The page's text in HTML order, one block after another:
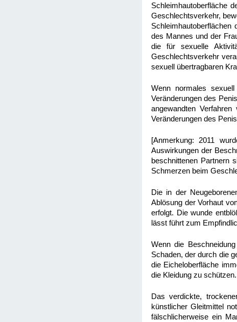
Schleimhautoberfläche
Geschlechtsverkehr,
Schleimhautoberflächen
des Mannes und der
die für sexuelle
Geschlechtsverkehr
sexuell übertragbaren
Wenn normales
Veränderungen des
angewandten
Veränderungen des
[Anmerkung: 2011
Auswirkungen der
beschnittenen Partnern
Schmerzen beim
Die in der
Ablösung der Vorhaut
erfolgt. Die wunde
lässt führt zum
Wenn die
Schaden, der durch die
die Eicheloberfläche
die Kleidung zu schützen.
Das verdickte,
künstlicher Gleitmittel
fälschlicherweise ein